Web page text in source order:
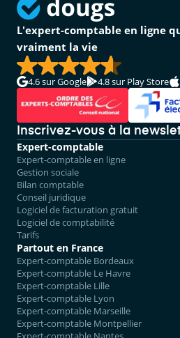
L'expert-comptable en ligne
vraiment la vie
4.6sur Google 4.8sur Play Store
Inscrivez-vous à la
Expert-comptable
Expert-comptable en ligne
Gestion sociale
Bilan comptable
Conseil juridique
Logiciel de facturation gratuit
Logiciel de comptabilité
Tarifs
Partout en France
Expert-comptable Bordeaux
Expert-comptable Le Havre
Expert-comptable Lille
Expert-comptable Lyon
Expert-comptable Marseille
Expert-comptable Montpellier